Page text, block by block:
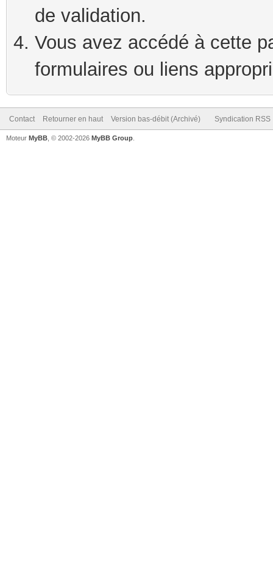
de validation.
Vous avez accédé à cette
formulaires ou liens
Contact Retourner en haut Version bas-débit (Archivé) Syndication RSS
Moteur MyBB , © 2002-2026 MyBB Group